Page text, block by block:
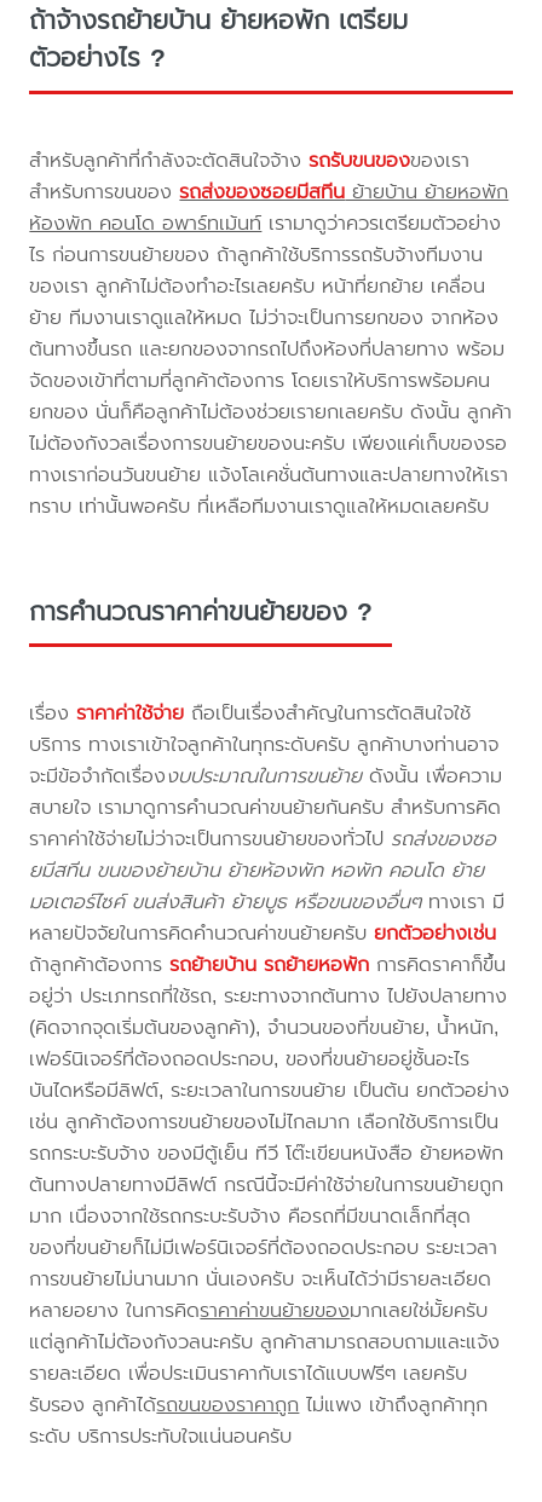
ถ้าจ้างรถย้ายบ้าน ย้ายหอพัก เตรียม
ตัวอย่างไร ?
สำหรับลูกค้าที่กำลังจะตัดสินใจจ้างรถรับขนของของเรา
สำหรับการขนของรถส่งของซอยมีสทีนย้ายบ้าน ย้ายหอพัก
ห้องพัก คอนโด อพาร์ทเม้นท์เรามาดูว่าควรเตรียมตัวอย่าง
ไร ก่อนการขนย้ายของ ถ้าลูกค้าใช้บริการรถรับจ้างทีมงาน
ของเรา ลูกค้าไม่ต้องทำอะไรเลยครับ หน้าที่ยกย้าย เคลื่อน
ย้าย ทีมงานเราดูแลให้หมด ไม่ว่าจะเป็นการยกของ จากห้อง
ต้นทางขึ้นรถ และยกของจากรถไปถึงห้องที่ปลายทาง พร้อม
จัดของเข้าที่ตามที่ลูกค้าต้องการ โดยเราให้บริการพร้อมคน
ยกของ นั่นก็คือลูกค้าไม่ต้องช่วยเรายกเลยครับ ดังนั้น ลูกค้า
ไม่ต้องกังวลเรื่องการขนย้ายของนะครับ เพียงแค่เก็บของรอ
ทางเราก่อนวันขนย้าย แจ้งโลเคชั่นต้นทางและปลายทางให้เรา
ทราบ เท่านั้นพอครับ ที่เหลือทีมงานเราดูแลให้หมดเลยครับ
การคำนวณราคาค่าขนย้ายของ ?
เรื่องราคาค่าใช้จ่าย ถือเป็นเรื่องสำคัญในการตัดสินใจใช้
บริการ ทางเราเข้าใจลูกค้าในทุกระดับครับ ลูกค้าบางท่านอาจ
จะมีข้อจำกัดเรื่องงบประมาณในการขนย้ายดังนั้น เพื่อความ
สบายใจ เรามาดูการคำนวณค่าขนย้ายกันครับ สำหรับการคิด
ราคาค่าใช้จ่ายไม่ว่าจะเป็นการขนย้ายของทั่วไป รถส่งของซอ
ยมีสทีน ขนของย้ายบ้าน ย้ายห้องพัก หอพัก คอนโด ย้าย
มอเตอร์ไซค์ ขนส่งสินค้า ย้ายบูธ หรือขนของอื่นๆทางเรา มี
หลายปัจจัยในการคิดคำนวณค่าขนย้ายครับยกตัวอย่างเช่น
ถ้าลูกค้าต้องการรถย้ายบ้าน รถย้ายหอพัก การคิดราคาก็ขึ้น
อยู่ว่า ประเภทรถที่ใช้รถ, ระยะทางจากต้นทาง ไปยังปลายทาง
(คิดจากจุดเริ่มต้นของลูกค้า), จำนวนของที่ขนย้าย, น้ำหนัก,
เฟอร์นิเจอร์ที่ต้องถอดประกอบ, ของที่ขนย้ายอยู่ชั้นอะไร
บันไดหรือมีลิฟต์, ระยะเวลาในการขนย้าย เป็นต้น ยกตัวอย่าง
เช่น ลูกค้าต้องการขนย้ายของไม่ไกลมาก เลือกใช้บริการเป็น
รถกระบะรับจ้าง ของมีตู้เย็น ทีวี โต๊ะเขียนหนังสือ ย้ายหอพัก
ต้นทางปลายทางมีลิฟต์ กรณีนี้จะมีค่าใช้จ่ายในการขนย้ายถูก
มาก เนื่องจากใช้รถกระบะรับจ้าง คือรถที่มีขนาดเล็กที่สุด
ของที่ขนย้ายก็ไม่มีเฟอร์นิเจอร์ที่ต้องถอดประกอบ ระยะเวลา
การขนย้ายไม่นานมาก นั่นเองครับ จะเห็นได้ว่ามีรายละเอียด
หลายอยาง ในการคิดราคาค่าขนย้ายของมากเลยใช่มั้ยครับ
แต่ลูกค้าไม่ต้องกังวลนะครับ ลูกค้าสามารถสอบถามและแจ้ง
รายละเอียด เพื่อประเมินราคากับเราได้แบบฟรีๆ เลยครับ
รับรอง ลูกค้าได้รถขนของราคาถูกไม่แพง เข้าถึงลูกค้าทุก
ระดับ บริการประทับใจแน่นอนครับ